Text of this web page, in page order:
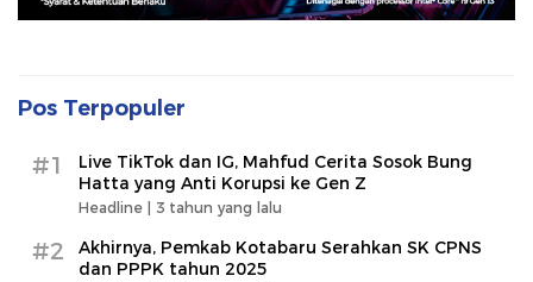
Pos Terpopuler
#1
Live TikTok dan IG, Mahfud Cerita Sosok Bung
Hatta yang Anti Korupsi ke Gen Z
Headline | 3 tahun yang lalu
#2
Akhirnya, Pemkab Kotabaru Serahkan SK CPNS
dan PPPK tahun 2025